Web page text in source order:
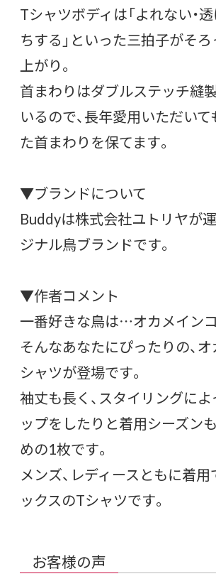
Tシャツボディは「よれない・
ちする」といった三拍子がそ
上がり。
首まわりはダブルステッチ縫
いるので、長年愛用いただい
た首まわりを保てます。
▼ブランドについて
Buddyは株式会社ユトリヤが
ジナル鳥ブランドです。
▼作者コメント
一番好きな鳥は…オカメインコ
そんなあなたにぴったりの、
シャツが登場です。
袖丈も長く、スタイリングに
ップをしたりと着用シーズン
めの1枚です。
メンズ、レディースともに着
ックスのTシャツです。
お客様の声